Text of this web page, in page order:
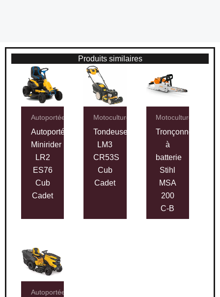
Produits similaires
Autoportées
Autoportée
Minirider
LR2
ES76
Cub
Cadet
Motoculture
Tondeuse
LM3
CR53S
Cub
Cadet
Motoculture
Tronçonneuse
à
batterie
Stihl
MSA
200
C-B
Autoportées